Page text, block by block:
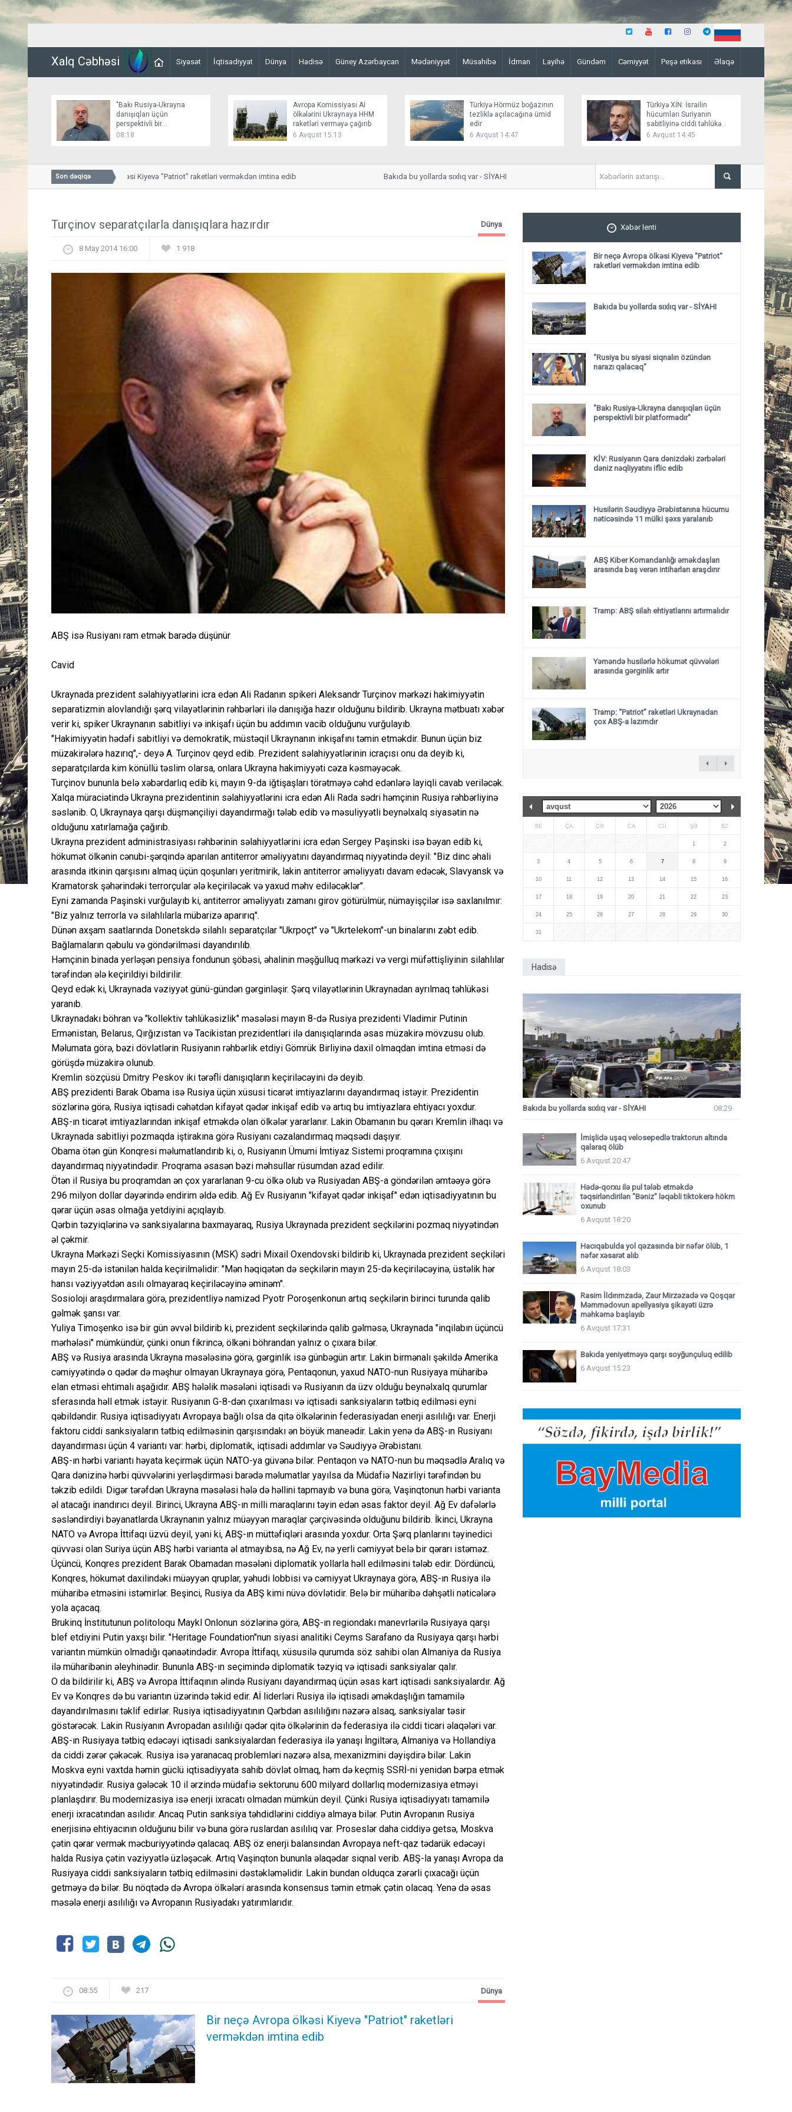
Xalq Cəbhəsi Siyasət İqtisadiyyat Dünya Hadisə Güney Azərbaycan Mədəniyyət Müsahibə İdman Layihə Gündəm Cəmiyyət Peşə etikası Əlaqə
"Bakı Rusiya-Ukrayna
danışıqları üçün
perspektivli bir
platformadır"
08:18
Avropa Komissiyası Aİ
ölkələrini Ukraynaya HHM
raketləri verməyə çağırıb
6 Avqust 15:13
Türkiyə Hörmüz boğazının
tezliklə açılacağına ümid
edir
6 Avqust 14:47
Türkiyə XİN: İsrailin
hücumları Suriyanın
sabitliyinə ciddi təhlükə
yaradır
6 Avqust 14:45
Son dəqiqə
Bir neçə Avropa ölkəsi Kiyevə "Patriot" raketləri verməkdən imtina edib Bakıda bu yollarda sıxlıq var - SİYAHI "Rusiya bu siyasi siqnalın
Turçinov separatçılarla danışıqlara hazırdır Dünya
8 May 2014 16:00 1 918
ABŞ isə Rusiyanı ram etmək barədə düşünür
Cavid
Ukraynada prezident səlahiyyətlərini icra edən Ali Radanın spikeri Aleksandr Turçinov mərkəzi hakimiyyətin
separatizmin alovlandığı şərq vilayətlərinin rəhbərləri ilə danışığa hazır olduğunu bildirib. Ukrayna mətbuatı xəbər
verir ki, spiker Ukraynanın sabitliyi və inkişafı üçün bu addımın vacib olduğunu vurğulayıb.
"Hakimiyyətin hədəfi sabitliyi və demokratik, müstəqil Ukraynanın inkişafını təmin etməkdir. Bunun üçün biz
müzakirələrə hazırıq",- deyə A. Turçinov qeyd edib. Prezident səlahiyyətlərinin icraçısı onu da deyib ki,
separatçılarda kim könüllü təslim olarsa, onlara Ukrayna hakimiyyəti cəza kəsməyəcək.
Turçinov bununla belə xəbərdarlıq edib ki, mayın 9-da iğtişaşları törətməyə cəhd edənlərə layiqli cavab veriləcək.
Xalqa müraciətində Ukrayna prezidentinin səlahiyyətlərini icra edən Ali Rada sədri həmçinin Rusiya rəhbərliyinə
səslənib. O, Ukraynaya qarşı düşmənçiliyi dayandırmağı tələb edib və məsuliyyətli beynəlxalq siyasətin nə
olduğunu xatırlamağa çağırıb.
Ukrayna prezident administrasiyası rəhbərinin səlahiyyətlərini icra edən Sergey Paşinski isə bəyan edib ki,
hökumət ölkənin cənubi-şərqində aparılan antiterror əməliyyatını dayandırmaq niyyətində deyil: "Biz dinc əhali
arasında itkinin qarşısını almaq üçün qoşunları yeritmirik, lakin antiterror əməliyyatı davam edəcək, Slavyansk və
Kramatorsk şəhərindəki terrorçular ələ keçiriləcək və yaxud məhv ediləcəklər".
Eyni zamanda Paşinski vurğulayıb ki, antiterror əməliyyatı zamanı girov götürülmür, nümayişçilər isə saxlanılmır:
"Biz yalnız terrorla və silahlılarla mübarizə aparırıq".
Dünən axşam saatlarında Donetskdə silahlı separatçılar "Ukrpoçt" və "Ukrtelekom"-un binalarını zəbt edib.
Bağlamaların qəbulu və göndərilməsi dayandırılıb.
Həmçinin binada yerləşən pensiya fondunun şöbəsi, əhalinin məşğulluq mərkəzi və vergi müfəttişliyinin silahlılar
tərəfindən ələ keçirildiyi bildirilir.
Qeyd edək ki, Ukraynada vəziyyət günü-gündən gərginləşir. Şərq vilayətlərinin Ukraynadan ayrılmaq təhlükəsi
yaranıb.
Ukraynadakı böhran və "kollektiv təhlükəsizlik" məsələsi mayın 8-də Rusiya prezidenti Vladimir Putinin
Ermənistan, Belarus, Qırğızıstan və Tacikistan prezidentləri ilə danışıqlarında əsas müzakirə mövzusu olub.
Məlumata görə, bəzi dövlətlərin Rusiyanın rəhbərlik etdiyi Gömrük Birliyinə daxil olmaqdan imtina etməsi də
görüşdə müzakirə olunub.
Kremlin sözçüsü Dmitry Peskov iki tərəfli danışıqların keçiriləcəyini də deyib.
ABŞ prezidenti Barak Obama isə Rusiya üçün xüsusi ticarət imtiyazlarını dayandırmaq istəyir. Prezidentin
sözlərinə görə, Rusiya iqtisadi cəhətdən kifayət qədər inkişaf edib və artıq bu imtiyazlara ehtiyacı yoxdur.
ABŞ-ın ticarət imtiyazlarından inkişaf etməkdə olan ölkələr yararlanır. Lakin Obamanın bu qərarı Kremlin ilhaqı və
Ukraynada sabitliyi pozmaqda iştirakına görə Rusiyanı cəzalandırmaq məqsədi daşıyır.
Obama ötən gün Konqresi məlumatlandırıb ki, o, Rusiyanın Ümumi İmtiyaz Sistemi proqramına çıxışını
dayandırmaq niyyətindədir. Proqrama əsasən bəzi məhsullar rüsumdan azad edilir.
Ötən il Rusiya bu proqramdan ən çox yararlanan 9-cu ölkə olub və Rusiyadan ABŞ-a göndərilən əmtəəyə görə
296 milyon dollar dəyərində endirim əldə edib. Ağ Ev Rusiyanın "kifayət qədər inkişaf" edən iqtisadiyyatının bu
qərar üçün əsas olmağa yetdiyini açıqlayıb.
Qərbin təzyiqlərinə və sanksiyalarına baxmayaraq, Rusiya Ukraynada prezident seçkilərini pozmaq niyyətindən
əl çəkmir.
Ukrayna Mərkəzi Seçki Komissiyasının (MSK) sədri Mixail Oxendovski bildirib ki, Ukraynada prezident seçkiləri
mayın 25-də istənilən halda keçirilməlidir: "Mən həqiqətən də seçkilərin mayın 25-də keçiriləcəyinə, üstəlik hər
hansı vəziyyətdən asılı olmayaraq keçiriləcəyinə əminəm".
Sosioloji araşdırmalara görə, prezidentliyə namizəd Pyotr Poroşenkonun artıq seçkilərin birinci turunda qalib
gəlmək şansı var.
Yuliya Timoşenko isə bir gün əvvəl bildirib ki, prezident seçkilərində qalib gəlməsə, Ukraynada "inqilabın üçüncü
mərhələsi" mümkündür, çünki onun fikrincə, ölkəni böhrandan yalnız o çıxara bilər.
ABŞ və Rusiya arasında Ukrayna məsələsinə görə, gərginlik isə günbəgün artır. Lakin birmənalı şəkildə Amerika
cəmiyyətində o qədər də məşhur olmayan Ukraynaya görə, Pentaqonun, yaxud NATO-nun Rusiyaya müharibə
elan etməsi ehtimalı aşağıdır. ABŞ hələlik məsələni iqtisadi və Rusiyanın da üzv olduğu beynəlxalq qurumlar
sferasında həll etmək istəyir. Rusiyanın G-8-dən çıxarılması və iqtisadi sanksiyaların tətbiq edilməsi eyni
qəbildəndir. Rusiya iqtisadiyyatı Avropaya bağlı olsa da qitə ölkələrinin federasiyadan enerji asılılığı var. Enerji
faktoru ciddi sanksiyaların tətbiq edilməsinin qarşısındakı ən böyük maneədir. Lakin yenə də ABŞ-ın Rusiyanı
dayandırması üçün 4 variantı var: hərbi, diplomatik, iqtisadi addımlar və Səudiyyə Ərəbistanı.
ABŞ-ın hərbi variantı həyata keçirmək üçün NATO-ya güvənə bilər. Pentaqon və NATO-nun bu məqsədlə Aralıq və
Qara dənizinə hərbi qüvvələrini yerləşdirməsi barədə məlumatlar yayılsa da Müdafiə Nazirliyi tərəfindən bu
təkzib edildi. Digər tərəfdən Ukrayna məsələsi hələ də həllini tapmayıb və buna görə, Vaşinqtonun hərbi varianta
əl atacağı inandırıcı deyil. Birinci, Ukrayna ABŞ-ın milli maraqlarını təyin edən əsas faktor deyil. Ağ Ev dəfələrlə
səsləndirdiyi bəyanatlarda Ukraynanın yalnız müəyyən maraqlar çərçivəsində olduğunu bildirib. İkinci, Ukrayna
NATO və Avropa İttifaqı üzvü deyil, yəni ki, ABŞ-ın müttəfiqləri arasında yoxdur. Orta Şərq planlarını təyinedici
qüvvəsi olan Suriya üçün ABŞ hərbi varianta əl atmayıbsa, nə Ağ Ev, nə yerli cəmiyyət belə bir qərarı istəməz.
Üçüncü, Konqres prezident Barak Obamadan məsələni diplomatik yollarla həll edilməsini tələb edir. Dördüncü,
Konqres, hökumət daxilindəki müəyyən qruplar, yəhudi lobbisi və cəmiyyət Ukraynaya görə, ABŞ-ın Rusiya ilə
müharibə etməsini istəmirlər. Beşinci, Rusiya da ABŞ kimi nüvə dövlətidir. Belə bir müharibə dəhşətli nəticələrə
yola açacaq.
Brukinq İnstitutunun politoloqu Maykl Onlonun sözlərinə görə, ABŞ-ın regiondakı manevrlərilə Rusiyaya qarşı
blef etdiyini Putin yaxşı bilir. "Heritage Foundation"nun siyasi analitiki Ceyms Sarafano da Rusiyaya qarşı hərbi
variantın mümkün olmadığı qənaətindədir. Avropa İttifaqı, xüsusilə qurumda söz sahibi olan Almaniya da Rusiya
ilə müharibənin əleyhinədir. Bununla ABŞ-ın seçimində diplomatik təzyiq və iqtisadi sanksiyalar qalır.
O da bildirilir ki, ABŞ və Avropa İttifaqının əlində Rusiyanı dayandırmaq üçün əsas kart iqtisadi sanksiyalardır. Ağ
Ev və Konqres də bu variantın üzərində təkid edir. Aİ liderləri Rusiya ilə iqtisadi əməkdaşlığın tamamilə
dayandırılmasını təklif edirlər. Rusiya iqtisadiyyatının Qərbdən asılılığını nəzərə alsaq, sanksiyalar təsir
göstərəcək. Lakin Rusiyanın Avropadan asılılığı qədər qitə ölkələrinin də federasiya ilə ciddi ticari əlaqələri var.
ABŞ-ın Rusiyaya tətbiq edəcəyi iqtisadi sanksiyalardan federasiya ilə yanaşı İngiltərə, Almaniya və Hollandiya
da ciddi zərər çəkəcək. Rusiya isə yaranacaq problemləri nəzərə alsa, mexanizmini dəyişdirə bilər. Lakin
Moskva eyni vaxtda həmin güclü iqtisadiyyata sahib dövlət olmaq, həm də keçmiş SSRİ-ni yenidən bərpa etmək
niyyətindədir. Rusiya gələcək 10 il ərzində müdafiə sektorunu 600 milyard dollarlıq modernizasiya etməyi
planlaşdırır. Bu modernizasiya isə enerji ixracatı olmadan mümkün deyil. Çünki Rusiya iqtisadiyyatı tamamilə
enerji ixracatından asılıdır. Ancaq Putin sanksiya təhdidlərini ciddiyə almaya bilər. Putin Avropanın Rusiya
enerjisinə ehtiyacının olduğunu bilir və buna görə ruslardan asılılıq var. Proseslər daha ciddiyə getsə, Moskva
çətin qərar vermək məcburiyyətində qalacaq. ABŞ öz enerji balansından Avropaya neft-qaz tədarük edəcəyi
halda Rusiya çətin vəziyyətlə üzləşəcək. Artıq Vaşinqton bununla əlaqədar siqnal verib. ABŞ-la yanaşı Avropa da
Rusiyaya ciddi sanksiyaların tətbiq edilməsini dəstəkləməlidir. Lakin bundan olduqca zərərli çıxacağı üçün
getməyə də bilər. Bu nöqtədə də Avropa ölkələri arasında konsensus təmin etmək çətin olacaq. Yenə də əsas
məsələ enerji asılılığı və Avropanın Rusiyadakı yatırımlarıdır.
08:55 217
Bir neçə Avropa ölkəsi Kiyevə "Patriot" raketləri
verməkdən imtina edib
Dünya
Xəbər lenti
Bir neçə Avropa ölkəsi Kiyevə "Patriot"
raketləri verməkdən imtina edib
Bakıda bu yollarda sıxlıq var - SİYAHI
"Rusiya bu siyasi siqnalın özündən
narazı qalacaq"
"Bakı Rusiya-Ukrayna danışıqları üçün
perspektivli bir platformadır"
KİV: Rusiyanın Qara dənizdəki zərbələri
dəniz nəqliyyatını iflic edib
Husilərin Səudiyyə Ərəbistanına hücumu
nəticəsində 11 mülki şəxs yaralanıb
ABŞ Kiber Komandanlığı əməkdaşları
arasında baş verən intiharları araşdırır
Tramp: ABŞ silah ehtiyatlarını artırmalıdır
Yəməndə husilərlə hökumət qüvvələri
arasında gərginlik artır
Tramp: “Patriot” raketləri Ukraynadan
çox ABŞ-a lazımdır
BE ÇA ÇƏ CA CÜ ŞƏ BZ
1 2
3 4 5 6 7 8 9
10 11 12 13 14 15 16
17 18 19 20 21 22 23
24 25 26 27 28 29 30
31
Hadisə
Bakıda bu yollarda sıxlıq var - SİYAHI 08:29
İmişlidə uşaq velosepedlə traktorun altında
qalaraq ölüb
6 Avqust 20:47
Hədə-qorxu ilə pul tələb etməkdə
təqsirləndirilən "Bəniz" ləqəbli tiktokerə hökm
oxunub
6 Avqust 18:20
Hacıqabulda yol qəzasında bir nəfər ölüb, 1
nəfər xəsarət alıb
6 Avqust 18:03
Rasim İldırımzadə, Zaur Mirzəzadə və Qoşqar
Məmmədovun apellyasiya şikayəti üzrə
məhkəmə başlayıb
6 Avqust 17:31
Bakıda yeniyetməyə qarşı soyğunçuluq edilib
6 Avqust 15:23